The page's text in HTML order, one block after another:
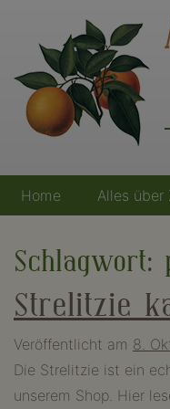
Home Alles über
Schlagwort:
Strelitzie
Veröffentlicht am 8.
Die Strelitzie ist ein
unserem Shop. Hier